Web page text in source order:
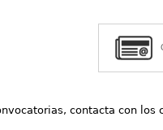
contacta con los